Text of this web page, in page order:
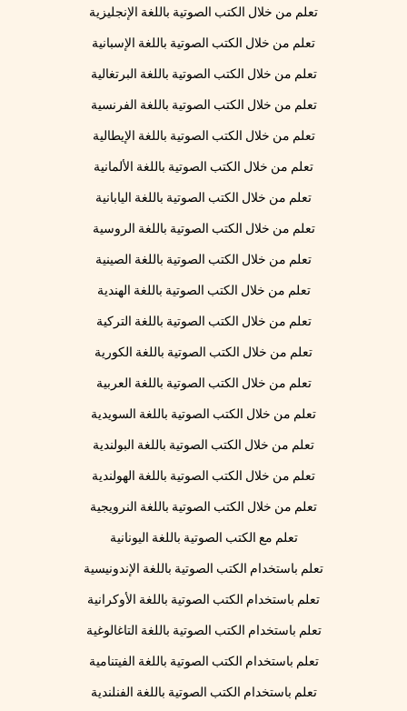
تعلم من خلال الكتب الصوتية باللغة الإنجليزية
تعلم من خلال الكتب الصوتية باللغة الإسبانية
تعلم من خلال الكتب الصوتية باللغة البرتغالية
تعلم من خلال الكتب الصوتية باللغة الفرنسية
تعلم من خلال الكتب الصوتية باللغة الإيطالية
تعلم من خلال الكتب الصوتية باللغة الألمانية
تعلم من خلال الكتب الصوتية باللغة اليابانية
تعلم من خلال الكتب الصوتية باللغة الروسية
تعلم من خلال الكتب الصوتية باللغة الصينية
تعلم من خلال الكتب الصوتية باللغة الهندية
تعلم من خلال الكتب الصوتية باللغة التركية
تعلم من خلال الكتب الصوتية باللغة الكورية
تعلم من خلال الكتب الصوتية باللغة العربية
تعلم من خلال الكتب الصوتية باللغة السويدية
تعلم من خلال الكتب الصوتية باللغة البولندية
تعلم من خلال الكتب الصوتية باللغة الهولندية
تعلم من خلال الكتب الصوتية باللغة النرويجية
تعلم مع الكتب الصوتية باللغة اليونانية
تعلم باستخدام الكتب الصوتية باللغة الإندونيسية
تعلم باستخدام الكتب الصوتية باللغة الأوكرانية
تعلم باستخدام الكتب الصوتية باللغة التاغالوغية
تعلم باستخدام الكتب الصوتية باللغة الفيتنامية
تعلم باستخدام الكتب الصوتية باللغة الفنلندية